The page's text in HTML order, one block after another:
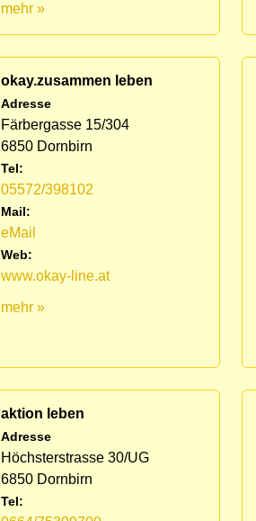
mehr »
okay.zusammen leben
Adresse
Färbergasse 15/304
6850 Dornbirn
Tel:
05572/398102
Mail:
eMail
Web:
www.okay-line.at
mehr »
aktion leben
Adresse
Höchsterstrasse 30/UG
6850 Dornbirn
Tel: